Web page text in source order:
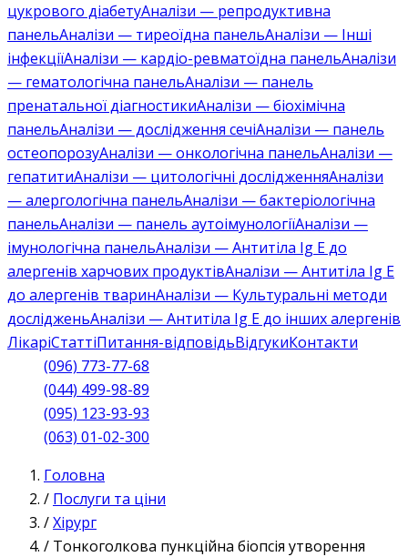
цукрового діабетуАналізи — репродуктивна
панельАналізи — тиреоїдна панельАналізи — Інші
інфекціїАналізи — кардіо-ревматоїдна панельАналізи
— гематологічна панельАналізи — панель
пренатальної діагностикиАналізи — біохімічна
панельАналізи — дослідження сечіАналізи — панель
остеопорозуАналізи — онкологічна панельАналізи —
гепатитиАналізи — цитологічні дослідженняАналізи
— алергологічна панельАналізи — бактеріологічна
панельАналізи — панель аутоімунологіїАналізи —
імунологічна панельАналізи — Антитіла Ig E до
алергенів харчових продуктівАналізи — Антитіла Ig E
до алергенів тваринАналізи — Культуральні методи
дослідженьАналізи — Антитіла Ig E до інших алергенів
ЛікаріСтаттіПитання-відповідьВідгукиКонтакти
(096) 773-77-68
(044) 499-98-89
(095) 123-93-93
(063) 01-02-300
Головна
/ Послуги та ціни
/Хірург
/ Тонкоголкова пункційна біопсія утворення